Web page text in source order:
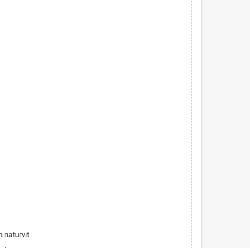
naturvit